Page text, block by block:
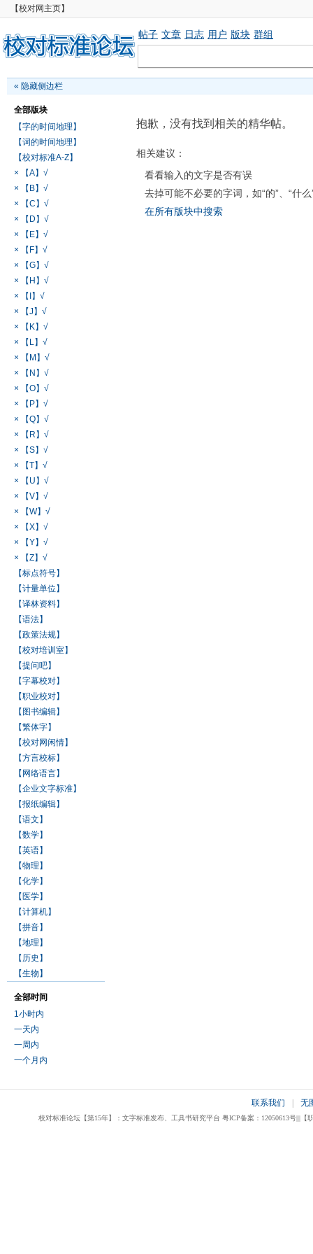
【校对网主页】
帖子 文章 日志 用户 版块 群组
« 隐藏侧边栏
全部版块
【字的时间地理】
【词的时间地理】
【校对标准A-Z】
× 【A】√
× 【B】√
× 【C】√
× 【D】√
× 【E】√
× 【F】√
× 【G】√
× 【H】√
× 【I】√
× 【J】√
× 【K】√
× 【L】√
× 【M】√
× 【N】√
× 【O】√
× 【P】√
× 【Q】√
× 【R】√
× 【S】√
× 【T】√
× 【U】√
× 【V】√
× 【W】√
× 【X】√
× 【Y】√
× 【Z】√
【标点符号】
【计量单位】
【译林资料】
【语法】
【政策法规】
【校对培训室】
【提问吧】
【字幕校对】
【职业校对】
【图书编辑】
【繁体字】
【校对网闲情】
【方言校标】
【网络语言】
【企业文字标准】
【报纸编辑】
【语文】
【数学】
【英语】
【物理】
【化学】
【医学】
【计算机】
【拼音】
【地理】
【历史】
【生物】
全部时间
1小时内
一天内
一周内
一个月内
抱歉，没有找到相关的精华帖。
相关建议：
看看输入的文字是否有误
去掉可能不必要的字词，如“的”、“什么
在所有版块中搜索
联系我们 无
校对标准论坛【第15年】：文字标准发布、工具书研究平台 粤ICP备案：12050613号|||【